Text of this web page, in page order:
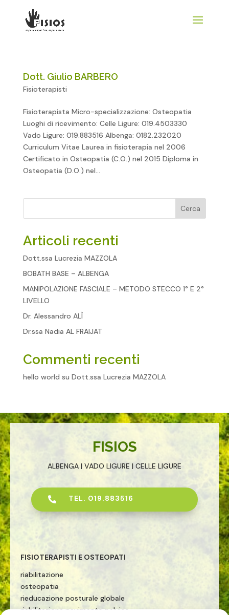
Dott. Giulio BARBERO
Fisioterapisti
Fisioterapista Micro-specializzazione: Osteopatia
Luoghi di ricevimento: Celle Ligure: 019.4503330
Vado Ligure: 019.883516 Albenga: 0182.232020
Curriculum Vitae Laurea in fisioterapia nel 2006
Certificato in Osteopatia (C.O.) nel 2015 Diploma in
Osteopatia (D.O.) nel...
Cerca
Articoli recenti
Dott.ssa Lucrezia MAZZOLA
BOBATH BASE – ALBENGA
MANIPOLAZIONE FASCIALE – METODO STECCO 1° E 2°
LIVELLO
Dr. Alessandro ALÌ
Dr.ssa Nadia AL FRAIJAT
Commenti recenti
hello world su Dott.ssa Lucrezia MAZZOLA
FISIOS
ALBENGA | VADO LIGURE | CELLE LIGURE
 TEL. 019.883516
FISIOTERAPISTI E OSTEOPATI
riabilitazione
osteopatia
rieducazione posturale globale
riabilitazione pavimento pelvico